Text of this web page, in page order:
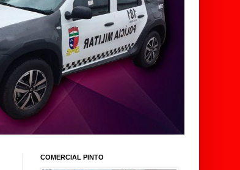
COMERCIAL PINTO